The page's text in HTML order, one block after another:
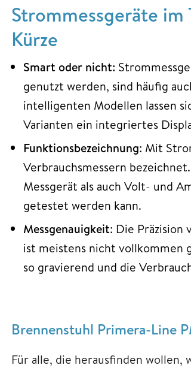
Strommessgeräte
Kürze
Smart oder nicht:
genutzt werden, sind häufig
intelligenten Modellen lassen
Varianten ein integriertes
Funktionsbezeichnung: Mit
Verbrauchsmessern
Messgerät als auch Volt- und
getestet werden kann.
Messgenauigkeit: Die
ist meistens nicht vollkommen
so gravierend und die
Brennenstuhl Primera-Line
Für alle, die herausfinden